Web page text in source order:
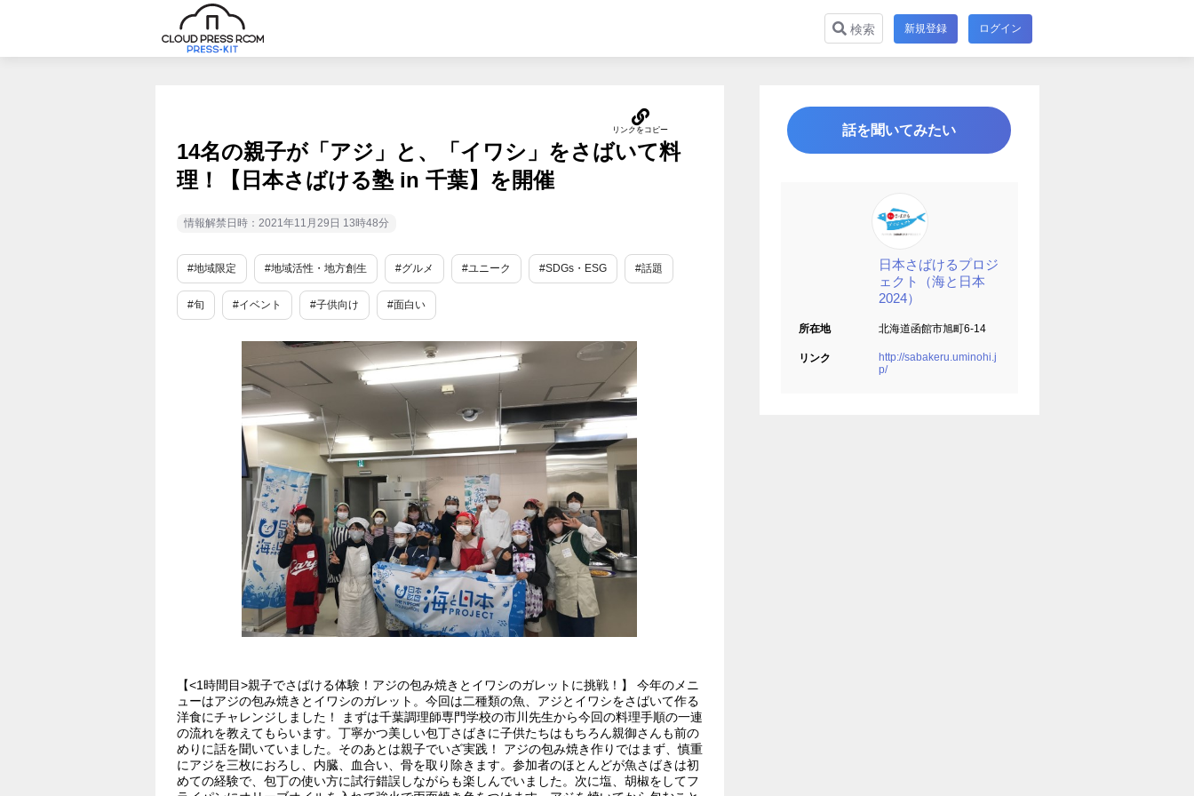
検索 新規登録 ログイン
14名の親子が「アジ」と、「イワシ」をさばいて料
理！【日本さばける塾 in 千葉】を開催
情報解禁日時：2021年11月29日 13時48分
#地域限定 #地域活性・地方創生 #グルメ #ユニーク #SDGs・ESG #話題
#旬 #イベント #子供向け #面白い
【<1時間目>親子でさばける体験！アジの包み焼きとイワシのガレットに挑戦！】 今年のメニ
ューはアジの包み焼きとイワシのガレット。今回は二種類の魚、アジとイワシをさばいて作る
洋食にチャレンジしました！ まずは千葉調理師専門学校の市川先生から今回の料理手順の一連
の流れを教えてもらいます。丁寧かつ美しい包丁さばきに子供たちはもちろん親御さんも前の
めりに話を聞いていました。そのあとは親子でいざ実践！ アジの包み焼き作りではまず、慎重
にアジを三枚におろし、内臓、血合い、骨を取り除きます。参加者のほとんどが魚さばきは初
めての経験で、包丁の使い方に試行錯誤しながらも楽しんでいました。次に塩、胡椒をしてフ
話を聞いてみたい
日本さばけるプロジ
ェクト（海と日本
2024）
所在地 北海道函館市旭町6-14
リンク
http://sabakeru.uminohi.j
p/